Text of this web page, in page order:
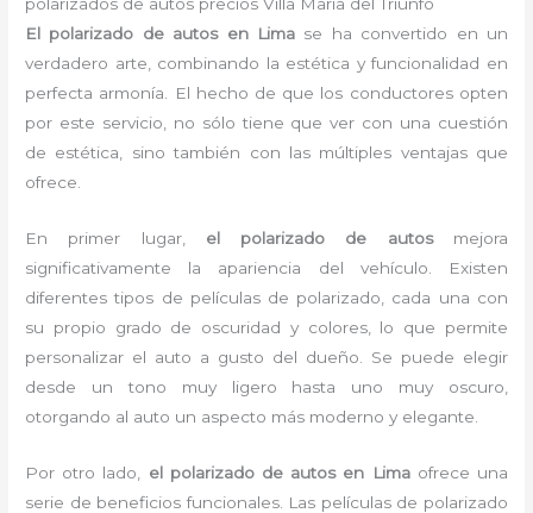
polarizados de autos precios Villa Maria del Triunfo
El polarizado de autos en Lima se ha convertido en un
verdadero arte, combinando la estética y funcionalidad en
perfecta armonía. El hecho de que los conductores opten
por este servicio, no sólo tiene que ver con una cuestión
de estética, sino también con las múltiples ventajas que
ofrece.
En primer lugar, el polarizado de autosmejora
significativamente la apariencia del vehículo. Existen
diferentes tipos de películas de polarizado, cada una con
su propio grado de oscuridad y colores, lo que permite
personalizar el auto a gusto del dueño. Se puede elegir
desde un tono muy ligero hasta uno muy oscuro,
otorgando al auto un aspecto más moderno y elegante.
Por otro lado, el polarizado de autos en Limaofrece una
serie de beneficios funcionales. Las películas de polarizado